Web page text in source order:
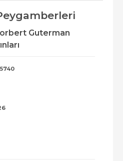
Guterman